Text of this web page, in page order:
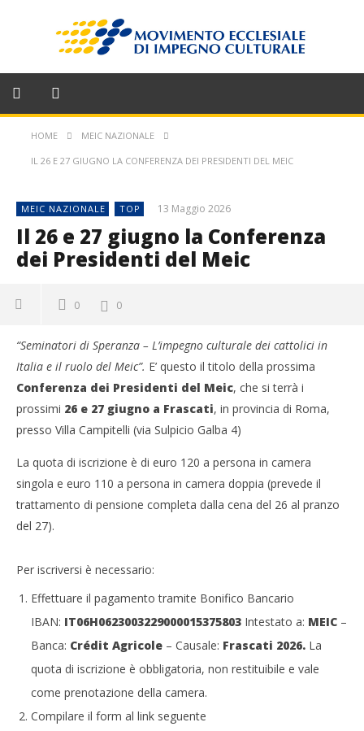
HOME MEIC NAZIONALE
IL 26 E 27 GIUGNO LA CONFERENZA DEI PRESIDENTI DEL MEIC
MEIC NAZIONALE TOP 13 Maggio 2026
Il 26 e 27 giugno la Conferenza
dei Presidenti del Meic
0 0
“Seminatori di Speranza – L’impegno culturale dei cattolici in
Italia e il ruolo del Meic”. E’ questo il titolo della prossima
Conferenza dei Presidenti del Meic, che si terrà i
prossimi 26 e 27 giugno a Frascati, in provincia di Roma,
presso Villa Campitelli (via Sulpicio Galba 4)
La quota di iscrizione è di euro 120 a persona in camera
singola e euro 110 a persona in camera doppia (prevede il
trattamento di pensione completa dalla cena del 26 al pranzo
del 27).
Per iscriversi è necessario:
Effettuare il pagamento tramite Bonifico Bancario
IBAN: IT06H0623003229000015375803 Intestato a: MEIC –
Banca: Crédit Agricole – Causale: Frascati 2026. La
quota di iscrizione è obbligatoria, non restituibile e vale
come prenotazione della camera.
Compilare il form al link seguente